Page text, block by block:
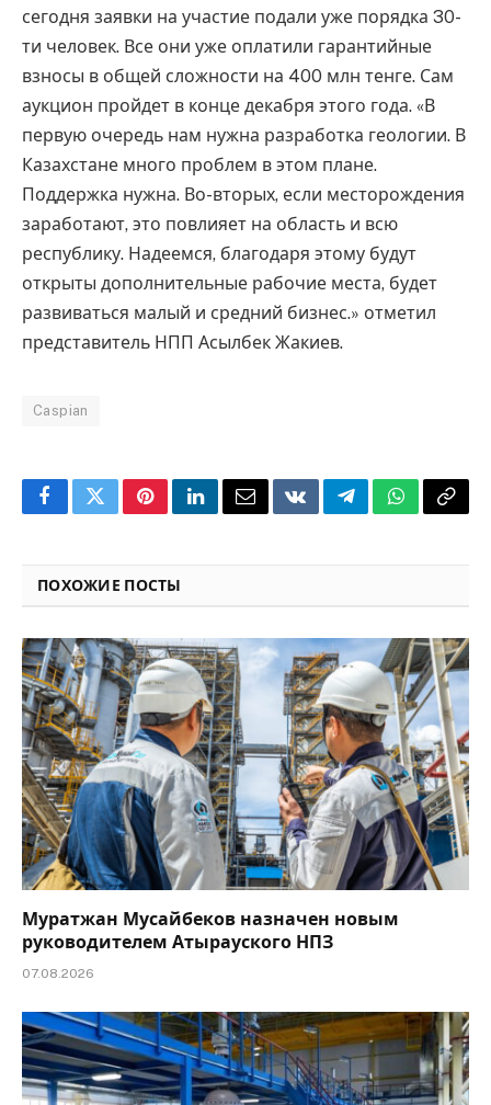
сегодня заявки на участие подали уже порядка 30-
ти человек. Все они уже оплатили гарантийные
взносы в общей сложности на 400 млн тенге. Сам
аукцион пройдет в конце декабря этого года. «В
первую очередь нам нужна разработка геологии. В
Казахстане много проблем в этом плане.
Поддержка нужна. Во-вторых, если месторождения
заработают, это повлияет на область и всю
республику. Надеемся, благодаря этому будут
открыты дополнительные рабочие места, будет
развиваться малый и средний бизнес.» отметил
представитель НПП Асылбек Жакиев.
Caspian
FacebookTwitterPinterestLinkedInEmailVKontakteTelegramWhatsApp
Copy
ПОХОЖИЕ ПОСТЫ
Муратжан Мусайбеков назначен новым
руководителем Атырауского НПЗ
07.08.2026